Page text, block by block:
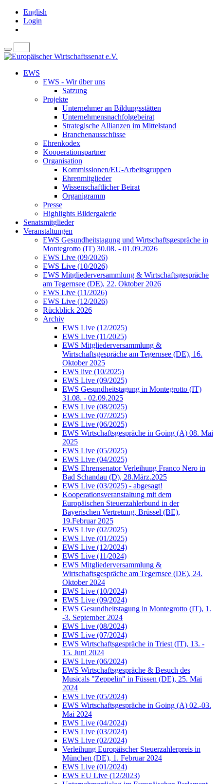
English
Login
EWS
EWS - Wir über uns
Satzung
Projekte
Unternehmer an Bildungsstätten
Unternehmensnachfolgebeirat
Strategische Allianzen im Mittelstand
Branchenausschüsse
Ehrenkodex
Kooperationspartner
Organisation
Kommissionen/EU-Arbeitsgruppen
Ehrenmitglieder
Wissenschaftlicher Beirat
Organigramm
Presse
Highlights Bildergalerie
Senatsmitglieder
Veranstaltungen
EWS Gesundheitstagung und Wirtschaftsgespräche in
Montegrotto (IT) 30.08. - 01.09.2026
EWS Live (09/2026)
EWS Live (10/2026)
EWS Mitgliederversammlung & Wirtschaftsgespräche
am Tegernsee (DE), 22. Oktober 2026
EWS Live (11/2026)
EWS Live (12/2026)
Rückblick 2026
Archiv
EWS Live (12/2025)
EWS Live (11/2025)
EWS Mitgliederversammlung &
Wirtschaftsgespräche am Tegernsee (DE), 16.
Oktober 2025
EWS live (10/2025)
EWS Live (09/2025)
EWS Gesundheitstagung in Montegrotto (IT)
31.08. - 02.09.2025
EWS Live (08/2025)
EWS Live (07/2025)
EWS Live (06/2025)
EWS Wirtschaftsgespräche in Going (A) 08. Mai
2025
EWS Live (05/2025)
EWS Live (04/2025)
EWS Ehrensenator Verleihung Franco Nero in
Bad Schandau (D), 28.März.2025
EWS Live (03/2025) - abgesagt!
Kooperationsveranstaltung mit dem
Europäischen Steuerzahlerbund in der
Bayerischen Vertretung, Brüssel (BE),
19.Februar 2025
EWS Live (02/2025)
EWS Live (01/2025)
EWS Live (12/2024)
EWS Live (11/2024)
EWS Mitgliederversammlung &
Wirtschaftsgespräche am Tegernsee (DE), 24.
Oktober 2024
EWS Live (10/2024)
EWS Live (09/2024)
EWS Gesundheitstagung in Montegrotto (IT), 1.
-3. September 2024
EWS Live (08/2024)
EWS Live (07/2024)
EWS Wirtschaftsgespräche in Triest (IT), 13. -
15. Juni 2024
EWS Live (06/2024)
EWS Wirtschaftsgespräche & Besuch des
Musicals "Zeppelin" in Füssen (DE), 25. Mai
2024
EWS Live (05/2024)
EWS Wirtschaftsgespräche in Going (A) 02.-03.
Mai 2024
EWS Live (04/2024)
EWS Live (03/2024)
EWS Live (02/2024)
Verleihung Europäischer Steuerzahlerpreis in
München (DE), 1. Februar 2024
EWS Live (01/2024)
EWS EU Live (12/2023)